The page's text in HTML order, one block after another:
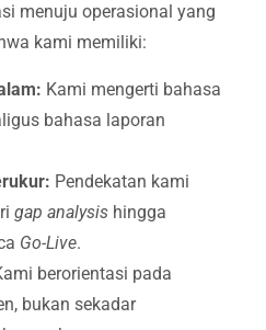
menuju operasional yang
kami memiliki:
Kami mengerti bahasa
bahasa laporan
Pendekatan kami
gap analysis hingga
Go-Live.
berorientasi pada
bukan sekadar